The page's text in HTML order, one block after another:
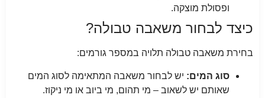
ופסולת מוצקה.
כיצד לבחור משאבה טבולה?
בחירת משאבה טבולה תלויה במספר גורמים:
סוג המים: יש לבחור משאבה המתאימה לסוג המים
שאותם יש לשאוב – מי תהום, מי ביוב או מי ניקוז.